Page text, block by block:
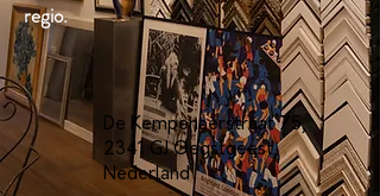
regio.
De Kempenaerstraat 75,
2341 GJ Oegstgeest,
Nederland